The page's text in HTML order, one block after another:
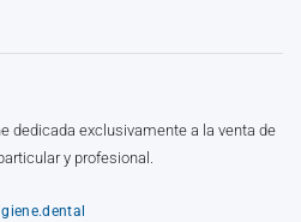
dedicada exclusivamente a la venta de
y profesional.